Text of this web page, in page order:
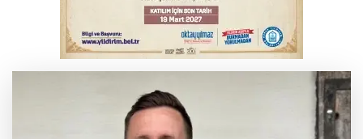
İnegöl'de orman yangını; Havadan ve
karadan müdahale başlatıldı